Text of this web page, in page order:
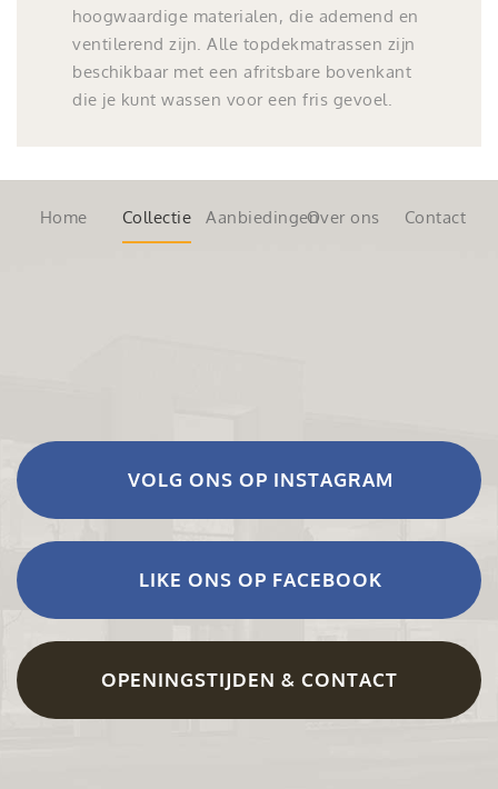
hoogwaardige materialen, die ademend en
ventilerend zijn. Alle topdekmatrassen zijn
beschikbaar met een afritsbare bovenkant
die je kunt wassen voor een fris gevoel.
Home Collectie AanbiedingenOver ons Contact
VOLG ONS OP INSTAGRAM
LIKE ONS OP FACEBOOK
OPENINGSTIJDEN & CONTACT